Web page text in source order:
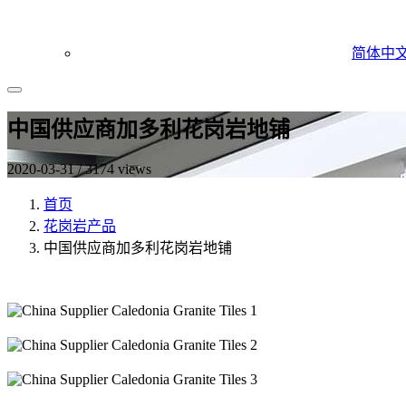
简体中
中国供应商加多利花岗岩地铺
2020-03-31 / 3174 views
首页
花岗岩产品
中国供应商加多利花岗岩地铺